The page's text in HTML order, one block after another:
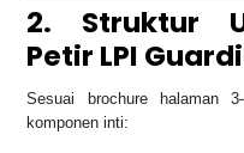
2. Struktur
Petir LPI
Sesuai brochure halaman
komponen inti: